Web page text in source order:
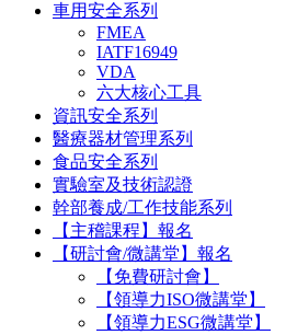
車用安全系列
FMEA
IATF16949
VDA
六大核心工具
資訊安全系列
醫療器材管理系列
食品安全系列
實驗室及技術認證
幹部養成/工作技能系列
【主稽課程】報名
【研討會/微講堂】報名
【免費研討會】
【領導力ISO微講堂】
【領導力ESG微講堂】